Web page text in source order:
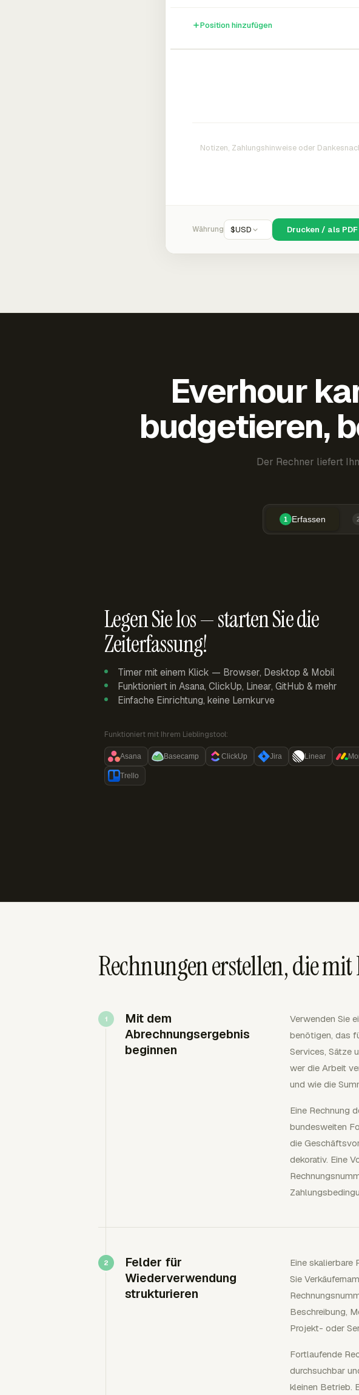
Position hinzufügen
Währung $USD Drucken / als
Everhour
budgetieren,
Der Rechner liefert
1 Erfassen
Legen Sie los — starten Sie die
Zeiterfassung!
Timer mit einem Klick — Browser, Desktop & Mobil
Funktioniert in Asana, ClickUp, Linear, GitHub & mehr
Einfache Einrichtung, keine Lernkurve
Funktioniert mit Ihrem Lieblingstool:
Asana Basecamp ClickUp Jira Linear
Trello
Rechnungen erstellen, die
Mit dem
Abrechnungsergebnis
beginnen
Verwenden Sie
benötigen, das
Services, Sätze
wer die Arbeit
und wie die
Eine Rechnung
bundesweiten
die
dekorativ. Eine
Felder für
Wiederverwendung
strukturieren
Eine skalierbare
Sie
Beschreibung,
Projekt- oder
Fortlaufende
durchsuchbar
kleinen Betrieb.